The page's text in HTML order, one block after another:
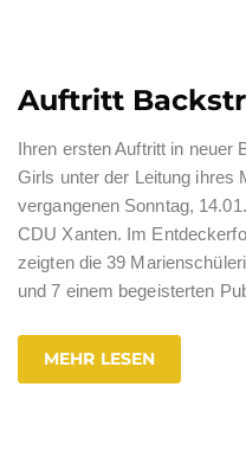
Auftritt
Ihren ersten Auftritt in neuer
Girls unter der Leitung ihres
vergangenen Sonntag,
CDU Xanten. Im
zeigten die 39
und 7 einem begeisterten
MEHR LESEN